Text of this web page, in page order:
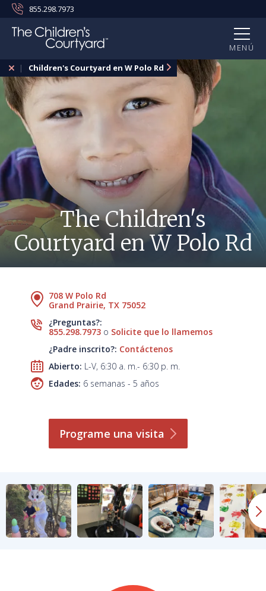
855.298.7973
MENÚ
Children's Courtyard en W Polo Rd
The Children's
Courtyard en W Polo Rd
708 W Polo Rd
Grand Prairie, TX 75052
¿Preguntas?:
855.298.7973 o Solicite que lo llamemos
¿Padre inscrito?: Contáctenos
Abierto: L-V, 6:30 a. m.- 6:30 p. m.
Edades: 6 semanas - 5 años
Programe unavisita